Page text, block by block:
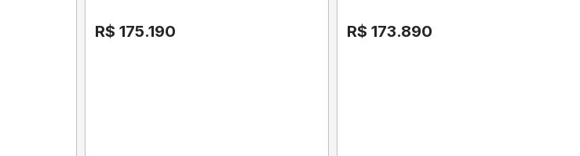
R$ 175.190 R$ 173.890